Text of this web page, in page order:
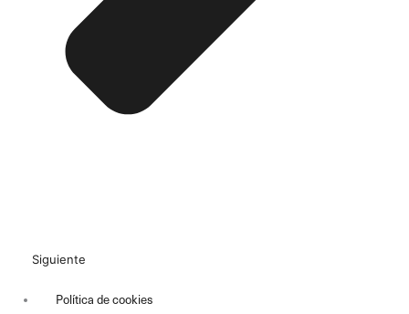
Siguiente
Política de cookies